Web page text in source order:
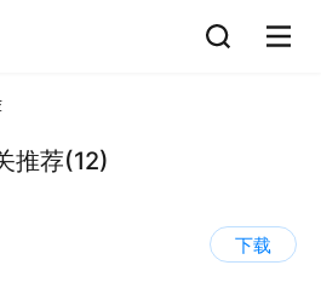
推荐(12)
下载